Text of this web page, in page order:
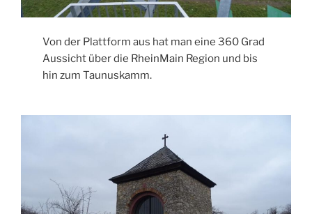
Von der Plattform aus hat man eine 360 Grad
Aussicht über die RheinMain Region und bis
hin zum Taunuskamm.